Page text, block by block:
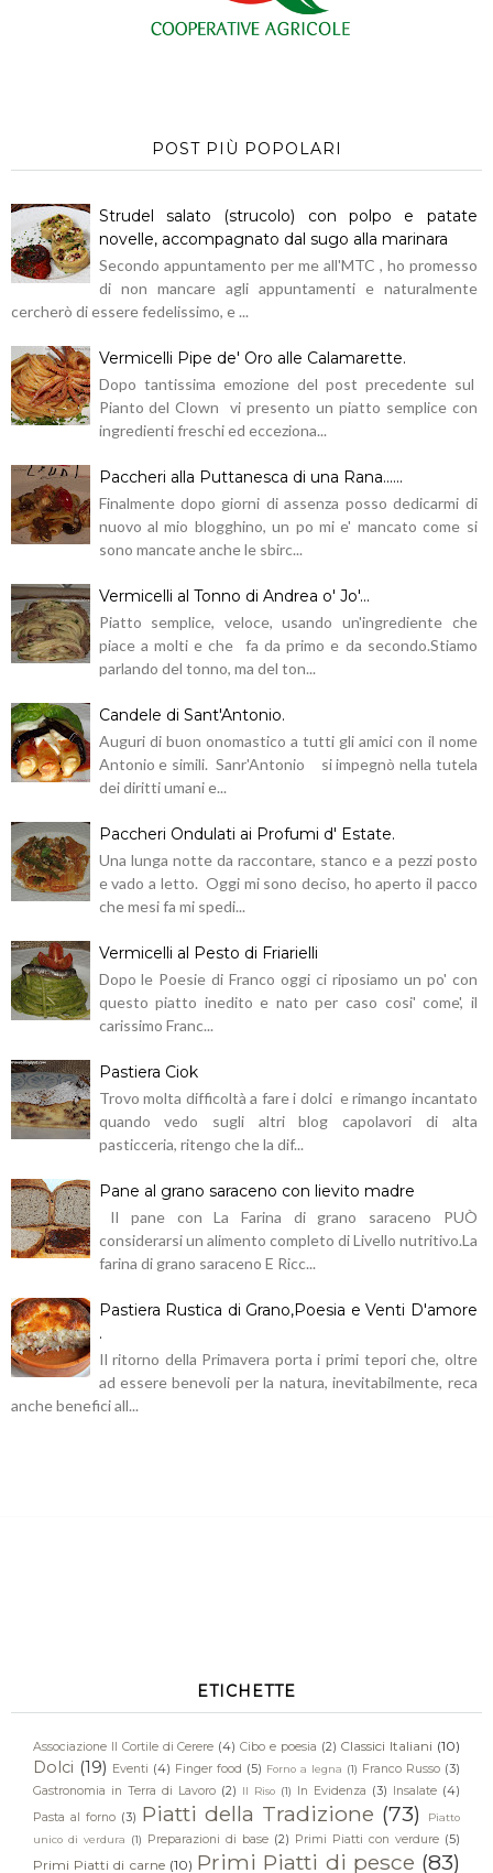
POST PIÙ POPOLARI
Strudel salato (strucolo) con polpo e patate
novelle, accompagnato dal sugo alla marinara
Secondo appuntamento per me all'MTC , ho promesso
di non mancare agli appuntamenti e naturalmente
cercherò di essere fedelissimo, e ...
Vermicelli Pipe de' Oro alle Calamarette.
Dopo tantissima emozione del post precedente sul
Pianto del Clown vi presento un piatto semplice con
ingredienti freschi ed ecceziona...
Paccheri alla Puttanesca di una Rana......
Finalmente dopo giorni di assenza posso dedicarmi di
nuovo al mio blogghino, un po mi e' mancato come si
sono mancate anche le sbirc...
Vermicelli al Tonno di Andrea o' Jo'...
Piatto semplice, veloce, usando un'ingrediente che
piace a molti e che fa da primo e da secondo.Stiamo
parlando del tonno, ma del ton...
Candele di Sant'Antonio.
Auguri di buon onomastico a tutti gli amici con il nome
Antonio e simili. Sanr'Antonio si impegnò nella tutela
dei diritti umani e...
Paccheri Ondulati ai Profumi d' Estate.
Una lunga notte da raccontare, stanco e a pezzi posto
e vado a letto. Oggi mi sono deciso, ho aperto il pacco
che mesi fa mi spedi...
Vermicelli al Pesto di Friarielli
Dopo le Poesie di Franco oggi ci riposiamo un po' con
questo piatto inedito e nato per caso cosi' come', il
carissimo Franc...
Pastiera Ciok
Trovo molta difficoltà a fare i dolci e rimango incantato
quando vedo sugli altri blog capolavori di alta
pasticceria, ritengo che la dif...
Pane al grano saraceno con lievito madre
Il pane con La Farina di grano saraceno PUÒ
considerarsi un alimento completo di Livello nutritivo.La
farina di grano saraceno E Ricc...
Pastiera Rustica di Grano,Poesia e Venti D'amore
.
Il ritorno della Primavera porta i primi tepori che, oltre
ad essere benevoli per la natura, inevitabilmente, reca
anche benefici all...
ETICHETTE
Associazione Il Cortile di Cerere (4) Cibo e poesia (2) Classici Italiani (10)
Dolci (19) Eventi (4) Finger food (5) Forno a legna (1) Franco Russo (3)
Gastronomia in Terra di Lavoro (2) Il Riso (1) In Evidenza (3) Insalate (4)
Pasta al forno (3) Piatti della Tradizione (73)
Piatto
unico di verdura
(1) Preparazioni di base (2) Primi Piatti con verdure (5)
Primi Piatti di carne (10) Primi Piatti di pesce (83)